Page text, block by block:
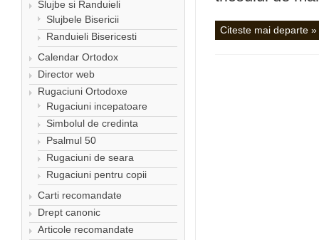
Citeste mai departe »
Slujbe si Randuieli
Slujbele Bisericii
Randuieli Bisericesti
Calendar Ortodox
Director web
Rugaciuni Ortodoxe
Rugaciuni incepatoare
Simbolul de credinta
Psalmul 50
Rugaciuni de seara
Rugaciuni pentru copii
Carti recomandate
Drept canonic
Articole recomandate